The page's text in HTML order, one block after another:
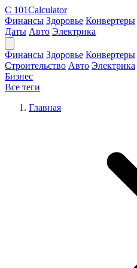
C 101Calculator
Финансы Здоровье Конвертеры
Даты Авто Электрика
Финансы Здоровье Конвертеры
Строительство Авто Электрика
Бизнес
Все теги
Главная